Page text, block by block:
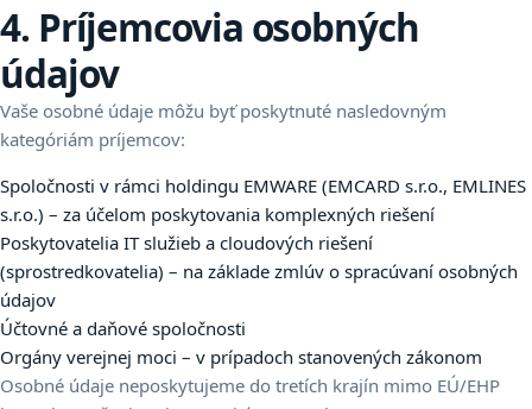
4. Príjemcovia osobných
údajov
Vaše osobné údaje môžu byť poskytnuté nasledovným
kategóriám príjemcov:
Spoločnosti v rámci holdingu EMWARE (EMCARD s.r.o., EMLINES
s.r.o.) – za účelom poskytovania komplexných riešení
Poskytovatelia IT služieb a cloudových riešení
(sprostredkovatelia) – na základe zmlúv o spracúvaní osobných
údajov
Účtovné a daňové spoločnosti
Orgány verejnej moci – v prípadoch stanovených zákonom
Osobné údaje neposkytujeme do tretích krajín mimo EÚ/EHP